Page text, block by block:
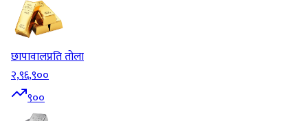
छापावालप्रति तोला
२,९६,९००
९००